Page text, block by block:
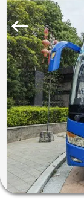
RUMAH
PRODUK
TENTANG
KAMI
COOPER
INDUSTRY
CO.,
LTD..
Rights
Reserved.